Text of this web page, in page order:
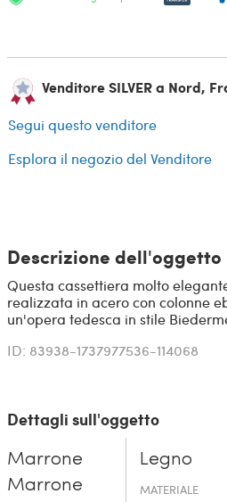
Venditore SILVER a Nord,
Segui questo venditore
Esplora il negozio del Venditore
Descrizione dell'oggetto
Questa cassettiera molto
realizzata in acero con colonne
un'opera tedesca in stile
ID: 83938-1737977536-114068
Dettagli sull'oggetto
Marrone
Marrone
Legno
MATERIALE